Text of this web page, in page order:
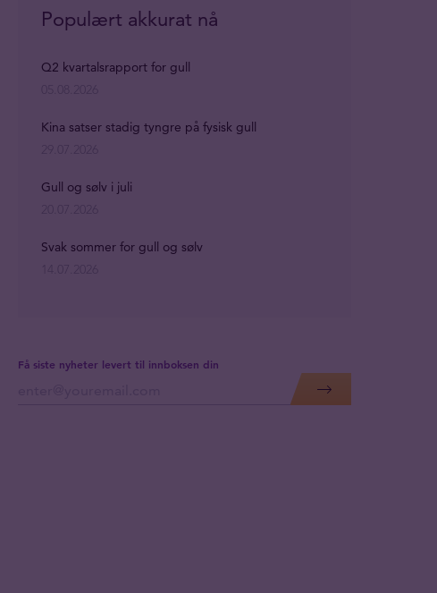
Få siste nyheter levert til innboksen din
Populært akkurat nå
Q2 kvartalsrapport for gull
Kina satser stadig tyngre på fysisk gull
Gull og sølv i juli
Svak sommer for gull og sølv